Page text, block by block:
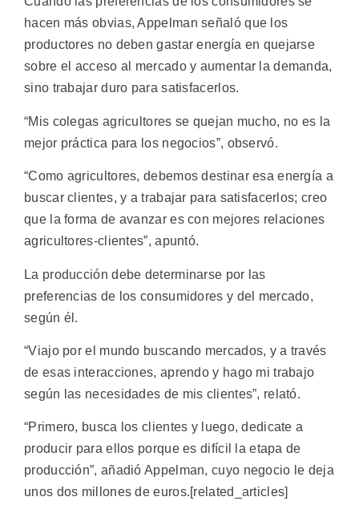
hacen más obvias, Appelman señaló que los
productores no deben gastar energía en quejarse
sobre el acceso al mercado y aumentar la demanda,
sino trabajar duro para satisfacerlos.
“Mis colegas agricultores se quejan mucho, no es la
mejor práctica para los negocios”, observó.
“Como agricultores, debemos destinar esa energía a
buscar clientes, y a trabajar para satisfacerlos; creo
que la forma de avanzar es con mejores relaciones
agricultores-clientes”, apuntó.
La producción debe determinarse por las
preferencias de los consumidores y del mercado,
según él.
“Viajo por el mundo buscando mercados, y a través
de esas interacciones, aprendo y hago mi trabajo
según las necesidades de mis clientes”, relató.
“Primero, busca los clientes y luego, dedicate a
producir para ellos porque es difícil la etapa de
producción”, añadió Appelman, cuyo negocio le deja
unos dos millones de euros.[related_articles]